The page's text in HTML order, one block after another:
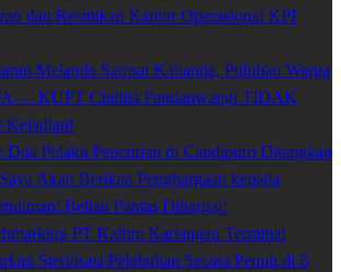
dan Resmikan Kantor Operasional KPI
Melanda Samsat Kalianda, Puluhan Warga
— KUPT Cinthia Pandanwangi TIDAK
Kejadian!
Pelaku Pencurian di Candipuro Ditangkap
Akan Berikan Penghargaan kepada
Beliau Pantas Dihargai!
PT Kaltim Kariangau Terminal
Sterilisasi Pelabuhan Secara Penuh di 6